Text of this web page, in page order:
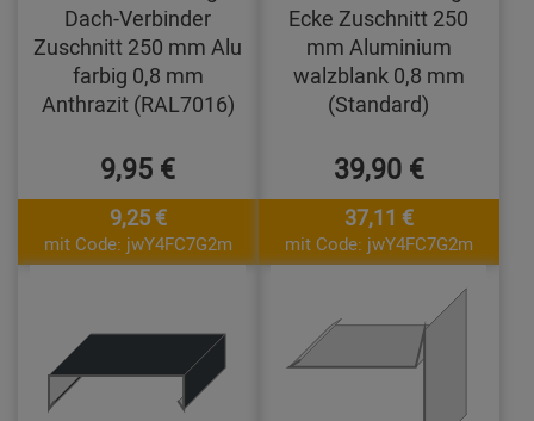
Dach-Verbinder
Zuschnitt 250 mm Alu
farbig 0,8 mm
Anthrazit (RAL7016)
9,95 €
9,25 €
mit Code: jwY4FC7G2m
Ecke Zuschnitt 250
mm Aluminium
walzblank 0,8 mm
(Standard)
39,90 €
37,11 €
mit Code: jwY4FC7G2m